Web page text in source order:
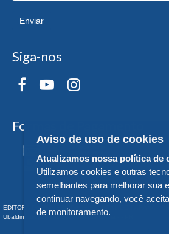
Enviar
Siga-nos
Formas de Pagamento
EDITORA DA UNIVERSIDADE FEDERAL DO PARANÁ -
Ubaldino do Amaral, 321 - Alto da Glória - - PR
Aviso de uso de cookies
Atualizamos nossa política de
Utilizamos cookies e outras
semelhantes para melhorar sua
continuar navegando, você
de monitoramento.